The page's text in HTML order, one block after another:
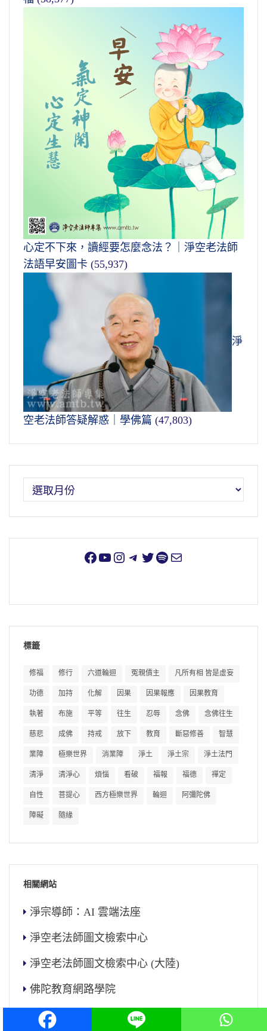
心定不下來，讀經要怎麼念法？｜淨空老法師
法語早安圖卡 (55,937)
淨
空老法師答疑解惑｜學佛篇 (47,803)
標籤
修福 修行 六道輪迴 冤親債主 凡所有相 皆是虛妄
功德 加持 化解 因果 因果報應 因果教育
執著 布施 平等 往生 忍辱 念佛 念佛往生
慈悲 成佛 持戒 放下 教育 斷惡修善 智慧
業障 極樂世界 消業障 淨土 淨土宗 淨土法門
清淨 清淨心 煩惱 看破 福報 福德 禪定
自性 菩提心 西方極樂世界 輪迴 阿彌陀佛
障礙 隨緣
相關網站
淨宗導師：AI 雲端法座
淨空老法師圖文檢索中心
淨空老法師圖文檢索中心 (大陸)
佛陀教育網路學院
儒釋道文化教育網